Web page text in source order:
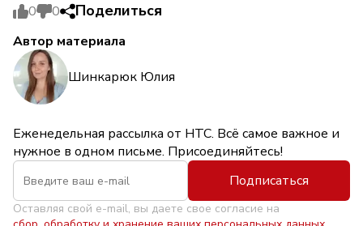
0 0 Поделиться
Автор материала
Шинкарюк Юлия
Еженедельная рассылка от НТС. Всё самое важное и
нужное в одном письме. Присоединяйтесь!
Подписаться
Оставляя свой e-mail, вы даете свое согласие на